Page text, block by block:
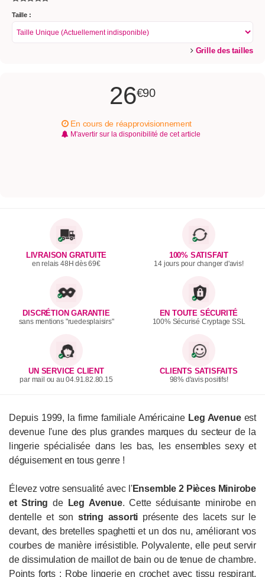
Taille :
Grille des tailles
26€90
En cours de réapprovisionnement
M'avertir sur la disponibilité de cet article
LIVRAISON GRATUITE
en relais 48H dès 69€
100% SATISFAIT
14 jours pour changer d'avis!
DISCRÉTION GARANTIE
sans mentions "ruedesplaisirs"
EN TOUTE SÉCURITÉ
100% Sécurisé Cryptage SSL
UN SERVICE CLIENT
par mail ou au 04.91.82.80.15
CLIENTS SATISFAITS
98% d'avis positifs!
Depuis 1999, la firme familiale Américaine Leg Avenueest
devenue l'une des plus grandes marques du secteur de la
lingerie spécialisée dans les bas, les ensembles sexy et
déguisement en tous genre !
Élevez votre sensualité avec l'Ensemble 2 Pièces Minirobe
et Stringde Leg Avenue. Cette séduisante minirobe en
dentelle et son string assorti présente des lacets sur le
devant, des bretelles spaghetti et un dos nu, améliorant vos
courbes de manière irrésistible. Polyvalente, elle peut servir
de dissimulation de maillot de bain ou de tenue de chambre.
Points forts : Robe lingerie en crochet avec tissu respirant,